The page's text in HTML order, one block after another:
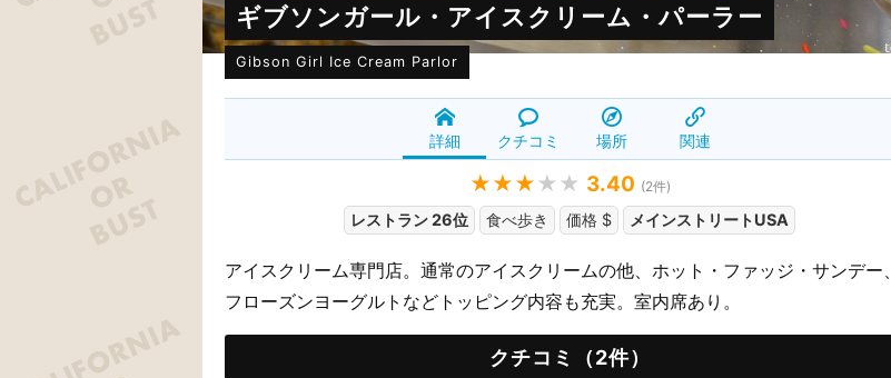
ギブソンガール・アイスクリーム・パーラー
Gibson Girl Ice Cream Parlor
詳細 クチコミ 場所 関連
★★★ ★★ 3.40 (2件)
レストラン 26位 食べ歩き 価格 $ メインストリートUSA
アイスクリーム専門店。通常のアイスクリームの他、ホット・ファッジ・サンデー、
フローズンヨーグルトなどトッピング内容も充実。室内席あり。
クチコミ（2件）